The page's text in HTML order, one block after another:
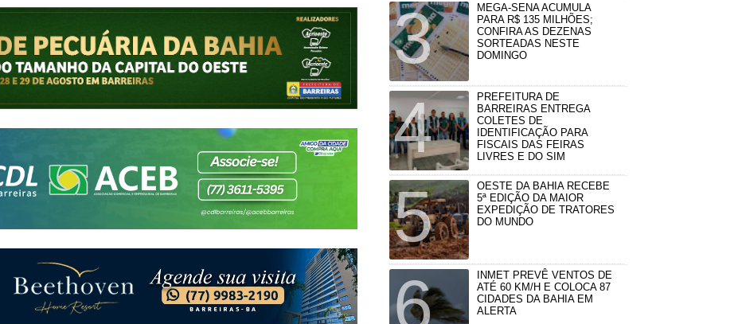
MEGA-SENA ACUMULA
PARA R$ 135 MILHÕES;
CONFIRA AS DEZENAS
SORTEADAS NESTE
DOMINGO
PREFEITURA DE
BARREIRAS ENTREGA
COLETES DE
IDENTIFICAÇÃO PARA
FISCAIS DAS FEIRAS
LIVRES E DO SIM
OESTE DA BAHIA RECEBE
5ª EDIÇÃO DA MAIOR
EXPEDIÇÃO DE TRATORES
DO MUNDO
INMET PREVÊ VENTOS DE
ATÉ 60 KM/H E COLOCA 87
CIDADES DA BAHIA EM
ALERTA